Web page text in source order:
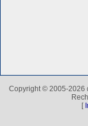
Copyright © 2005-2026
[